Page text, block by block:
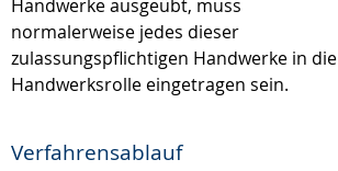
Handwerke ausgeübt, muss
normalerweise jedes dieser
zulassungspflichtigen Handwerke in die
Handwerksrolle eingetragen sein.
Verfahrensablauf